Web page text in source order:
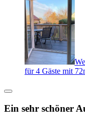
für 4 Gäste mit
Ein sehr schöner